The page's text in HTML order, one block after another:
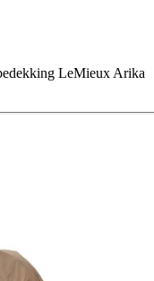
LeMieux Arika